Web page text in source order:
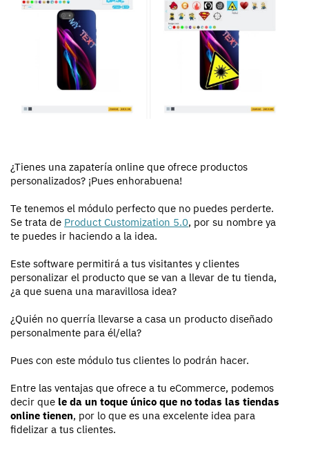
¿Tienes una zapatería online que ofrece productos
personalizados? ¡Pues enhorabuena!
Te tenemos el módulo perfecto que no puedes perderte.
Se trata de Product Customization 5.0, por su nombre ya
te puedes ir haciendo a la idea.
Este software permitirá a tus visitantes y clientes
personalizar el producto que se van a llevar de tu tienda,
¿a que suena una maravillosa idea?
¿Quién no querría llevarse a casa un producto diseñado
personalmente para él/ella?
Pues con este módulo tus clientes lo podrán hacer.
Entre las ventajas que ofrece a tu eCommerce, podemos
decir que le da un toque único que no todas las tiendas
online tienen, por lo que es una excelente idea para
fidelizar a tus clientes.